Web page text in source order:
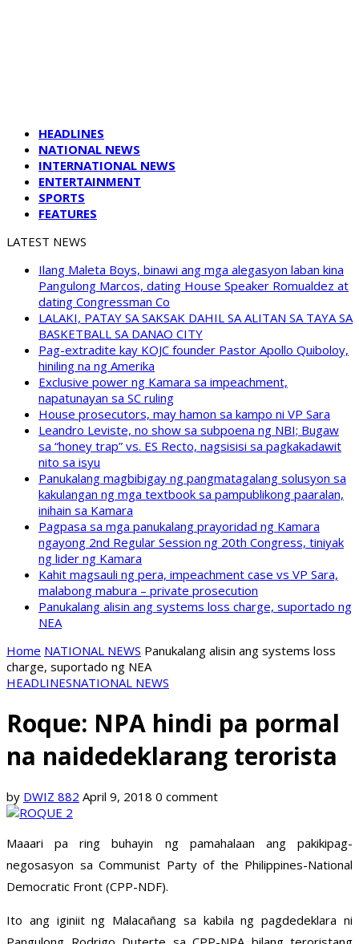
HEADLINES
NATIONAL NEWS
INTERNATIONAL NEWS
ENTERTAINMENT
SPORTS
FEATURES
LATEST NEWS
Ilang Maleta Boys, binawi ang mga alegasyon laban kina
Pangulong Marcos, dating House Speaker Romualdez at
dating Congressman Co
LALAKI, PATAY SA SAKSAK DAHIL SA ALITAN SA TAYA SA
BASKETBALL SA DANAO CITY
Pag-extradite kay KOJC founder Pastor Apollo Quiboloy,
hiniling na ng Amerika
Exclusive power ng Kamara sa impeachment,
napatunayan sa SC ruling
House prosecutors, may hamon sa kampo ni VP Sara
Leandro Leviste, no show sa subpoena ng NBI; Bugaw
sa “honey trap” vs. ES Recto, nagsisisi sa pagkakadawit
nito sa isyu
Panukalang magbibigay ng pangmatagalang solusyon sa
kakulangan ng mga textbook sa pampublikong paaralan,
inihain sa Kamara
Pagpasa sa mga panukalang prayoridad ng Kamara
ngayong 2nd Regular Session ng 20th Congress, tiniyak
ng lider ng Kamara
Kahit magsauli ng pera, impeachment case vs VP Sara,
malabong mabura – private prosecution
Panukalang alisin ang systems loss charge, suportado ng
NEA
Home NATIONAL NEWS Panukalang alisin ang systems loss
charge, suportado ng NEA
HEADLINESNATIONAL NEWS
Roque: NPA hindi pa pormal
na naidedeklarang terorista
by DWIZ 882 April 9, 2018 0 comment
Maaari pa ring buhayin ng pamahalaan ang pakikipag-
negosasyon sa Communist Party of the Philippines-National
Democratic Front (CPP-NDF).
Ito ang iginiit ng Malacañang sa kabila ng pagdedeklara ni